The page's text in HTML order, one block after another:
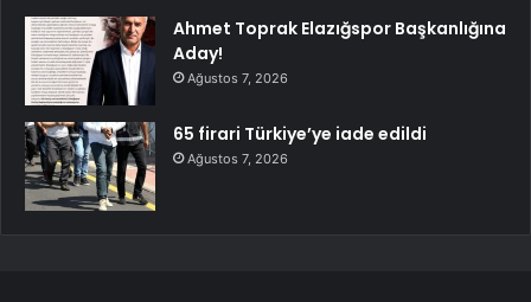
Ahmet Toprak Elazığspor Başkanlığına
Aday!
Ağustos 7, 2026
65 firari Türkiye’ye iade edildi
Ağustos 7, 2026